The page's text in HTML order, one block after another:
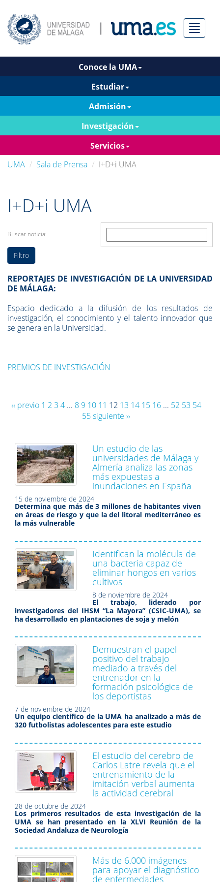
Menú
Conoce la UMA
Estudiar
Admisión
Investigación
Servicios
UMA
Sala de Prensa I+D+i UMA
I+D+i UMA
Buscar noticia:
REPORTAJES DE INVESTIGACIÓN DE LA UNIVERSIDAD
DE MÁLAGA:
Espacio dedicado a la difusión de los resultados de
investigación, el conocimiento y el talento innovador que
se genera en la Universidad.
PREMIOS DE INVESTIGACIÓN
‹‹ previo 1 2 3 4... 8 9 10 11 12 13 14 15 16... 52 53 54
55siguiente ››
Un estudio de las
universidades de Málaga y
Almería analiza las zonas
más expuestas a
inundaciones en España
15 de noviembre de 2024
Determina que más de 3 millones de habitantes viven
en áreas de riesgo y que la del litoral mediterráneo es
la más vulnerable
Identifican la molécula de
una bacteria capaz de
eliminar hongos en varios
cultivos
8 de noviembre de 2024
El trabajo, liderado por
investigadores del IHSM “La Mayora” (CSIC-UMA), se
ha desarrollado en plantaciones de soja y melón
Demuestran el papel
positivo del trabajo
mediado a través del
entrenador en la
formación psicológica de
los deportistas
7 de noviembre de 2024
Un equipo científico de la UMA ha analizado a más de
320 futbolistas adolescentes para este estudio
El estudio del cerebro de
Carlos Latre revela que el
entrenamiento de la
imitación verbal aumenta
la actividad cerebral
28 de octubre de 2024
Los primeros resultados de esta investigación de la
UMA se han presentado en la XLVI Reunión de la
Sociedad Andaluza de Neurología
Más de 6.000 imágenes
para apoyar el diagnóstico
de enfermedades